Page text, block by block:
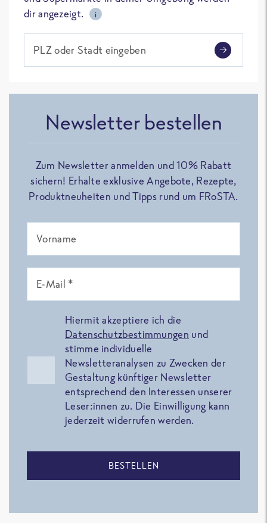
dir angezeigt.
i
PLZ oder Stadt eingeben
Newsletter bestellen
Zum Newsletter anmelden und 10% Rabatt
sichern! Erhalte exklusive Angebote, Rezepte,
Produktneuheiten und Tipps rund um FRoSTA.
Vorname
E-Mail *
Hiermit akzeptiere ich die
Datenschutzbestimmungen und
stimme individuelle
Newsletteranalysen zu Zwecken der
Gestaltung künftiger Newsletter
entsprechend den Interessen unserer
Leser:innen zu. Die Einwilligung kann
jederzeit widerrufen werden.
BESTELLEN